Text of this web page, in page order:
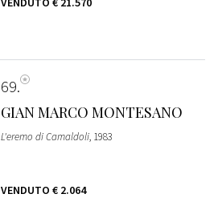
69
GIAN MARCO MONTESANO
L'eremo di Camaldoli, 1983
VENDUTO € 2.064